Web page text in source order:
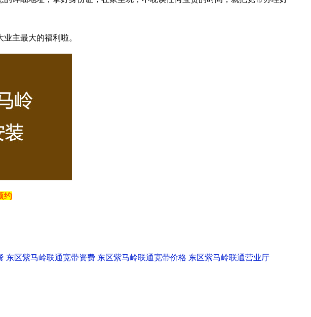
主最大的福利啦。
约
东区紫马岭联通宽带资费 东区紫马岭联通宽带价格 东区紫马岭联通营业厅